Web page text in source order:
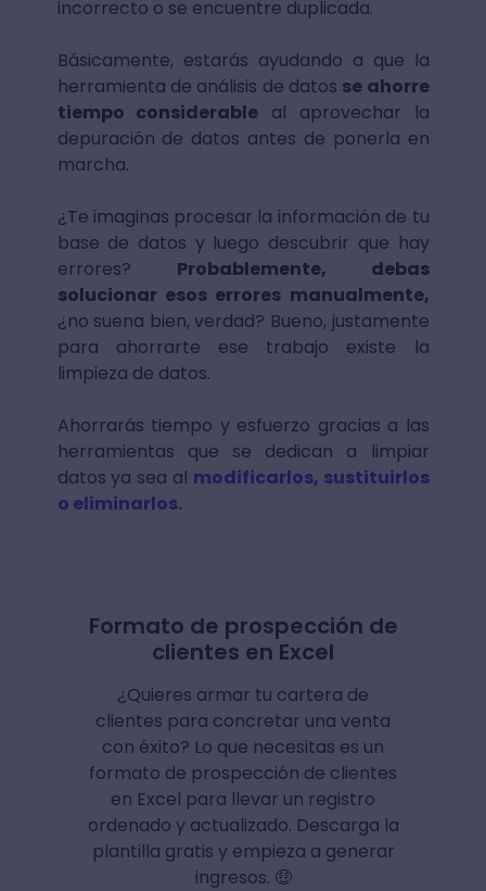
incorrecto o se encuentre duplicada.
Básicamente, estarás ayudando a que la
herramienta de análisis de datos se ahorre
tiempo considerable al aprovechar la
depuración de datos antes de ponerla en
marcha.
¿Te imaginas procesar la información de tu
base de datos y luego descubrir que hay
errores? Probablemente, debas
solucionar esos errores manualmente,
¿no suena bien, verdad? Bueno, justamente
para ahorrarte ese trabajo existe la
limpieza de datos.
Ahorrarás tiempo y esfuerzo gracias a las
herramientas que se dedican a limpiar
datos ya sea al modificarlos, sustituirlos
o eliminarlos.
Formato de prospección de
clientes en Excel
¿Quieres armar tu cartera de
clientes para concretar una venta
con éxito? Lo que necesitas es un
formato de prospección de clientes
en Excel para llevar un registro
ordenado y actualizado. Descarga la
plantilla gratis y empieza a generar
ingresos. 🤑